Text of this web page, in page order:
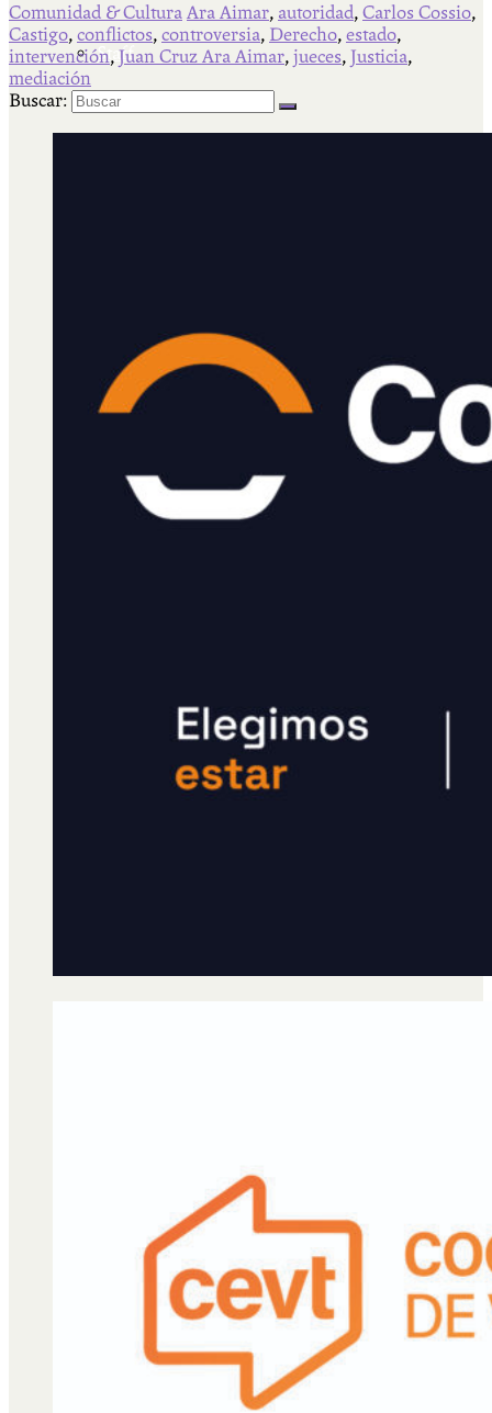
Staff
Comunidad & Cultura Ara Aimar, autoridad, Carlos Cossio,
Castigo, conflictos, controversia, Derecho, estado,
intervención, Juan Cruz Ara Aimar, jueces, Justicia,
mediación
Buscar: